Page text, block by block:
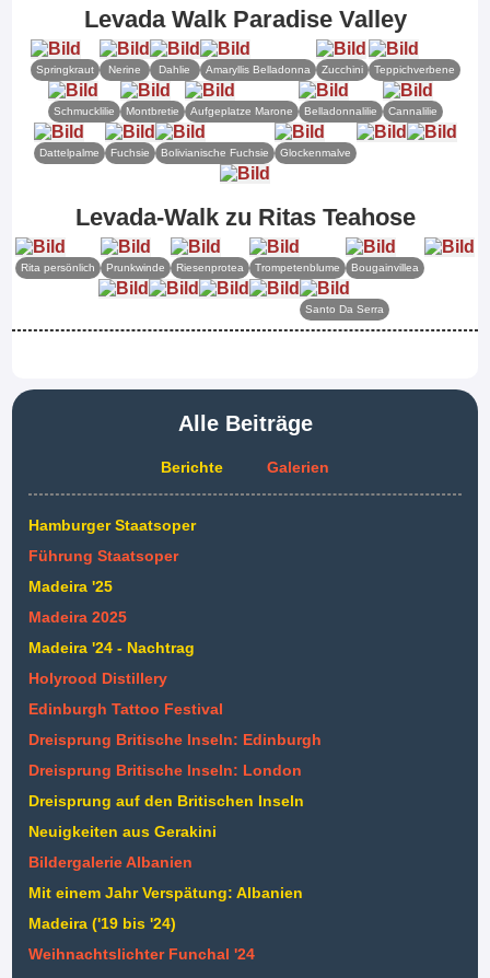
Levada Walk Paradise Valley
Springkraut Nerine Dahlie Amaryllis Belladonna Zucchini Teppichverbene
Schmucklilie Montbretie Aufgeplatze Marone Belladonnalilie Cannalilie
Dattelpalme Fuchsie Bolivianische Fuchsie Glockenmalve
Levada-Walk zu Ritas Teahose
Rita persönlich Prunkwinde Riesenprotea Trompetenblume Bougainvillea
Santo Da Serra
Alle Beiträge
Berichte Galerien
Hamburger Staatsoper
Führung Staatsoper
Madeira '25
Madeira 2025
Madeira '24 - Nachtrag
Holyrood Distillery
Edinburgh Tattoo Festival
Dreisprung Britische Inseln: Edinburgh
Dreisprung Britische Inseln: London
Dreisprung auf den Britischen Inseln
Neuigkeiten aus Gerakini
Bildergalerie Albanien
Mit einem Jahr Verspätung: Albanien
Madeira ('19 bis '24)
Weihnachtslichter Funchal '24